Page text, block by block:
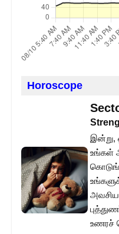
Horoscope
இன்று,
உங்கள்
உணரச்